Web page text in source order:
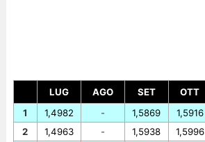
LUG AGO SET OTT
1
2
1,4982
1,4963
-
-
1,5869
1,5938
1,5916
1,5996